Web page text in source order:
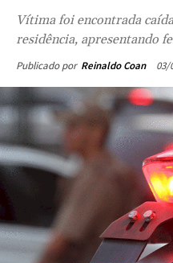
Vítima foi encontrada
residência, apresentando
Publicado por Reinaldo Coan 03/